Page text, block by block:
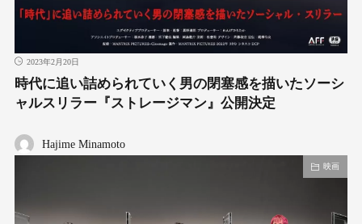
2023年2月20日
時代に追い詰められていく男の閉塞感を描いたソーシ
ャルスリラー『ストレージマン』公開決定
Hajime Minamoto
映画